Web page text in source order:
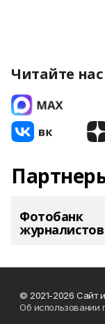
Читайте нас
Фотобанк
© 2021-2026 Сайт
Об использовании